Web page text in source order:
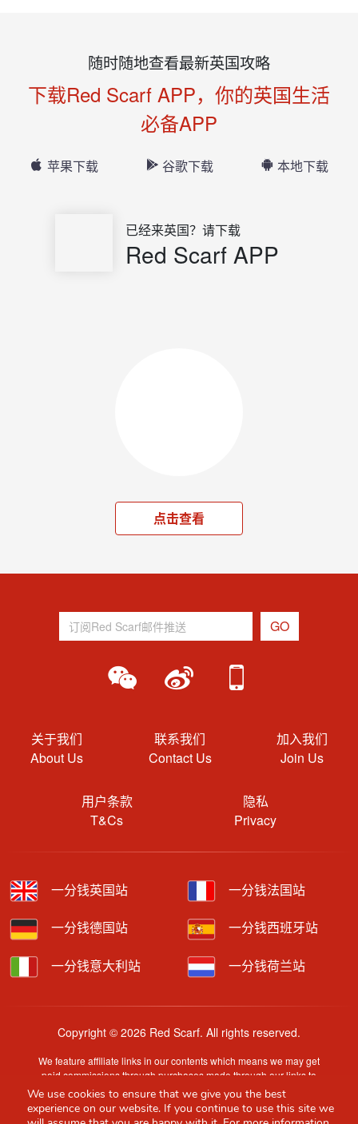
随时随地查看最新英国攻略
下载Red Scarf APP，你的英国生活
必备APP
苹果下载 谷歌下载 本地下载
已经来英国？请下载
Red Scarf APP
点击查看
关于我们
About Us
联系我们
Contact Us
加入我们
Join Us
用户条款
T&Cs
隐私
Privacy
一分钱英国站 一分钱法国站
一分钱德国站 一分钱西班牙站
一分钱意大利站 一分钱荷兰站
Copyright © 2026 Red Scarf. All rights reserved.
We feature affiliate links in our contents which means we may get
paid commissions through purchases made through our links to
retailer sites.
Content is provided by users, brands or merchants. Some
information may have been generated by AI and is provided for
We use cookies to ensure that we give you the best
experience on our website. If you continue to use this site we